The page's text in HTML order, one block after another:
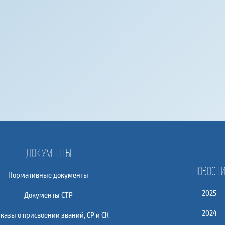
Документы
Нормативные документы
Документы СТР
о присвоении званий, СР и СК
Новости
2025
2024